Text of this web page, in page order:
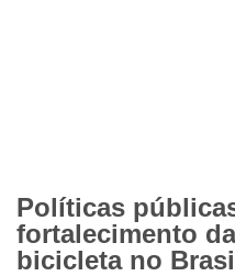
Políticas
fortalecimento
bicicleta no